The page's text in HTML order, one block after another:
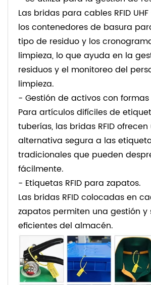
Las bridas para cables RFID
los contenedores de basura
tipo de residuo y los
limpieza, lo que ayuda en la
residuos y el monitoreo del
limpieza.
- Gestión de activos con
Para artículos difíciles de
tuberías, las bridas RFID ofrecen
alternativa segura a las
tradicionales que pueden
fácilmente.
- Etiquetas RFID para zapatos.
Las bridas RFID colocadas en
zapatos permiten una gestión y
eficientes del almacén.